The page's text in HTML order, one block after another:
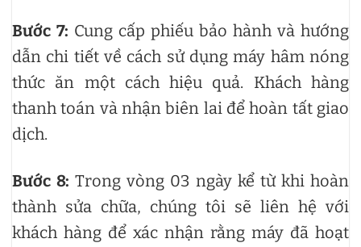
Bước 7: Cung cấp phiếu bảo hành và hướng
dẫn chi tiết về cách sử dụng máy hâm nóng
thức ăn một cách hiệu quả. Khách hàng
thanh toán và nhận biên lai để hoàn tất giao
dịch.
Bước 8: Trong vòng 03 ngày kể từ khi hoàn
thành sửa chữa, chúng tôi sẽ liên hệ với
khách hàng để xác nhận rằng máy đã hoạt